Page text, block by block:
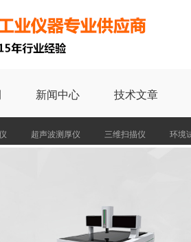
新闻中心 技术文章
超声波测厚仪 三维扫描仪 环境